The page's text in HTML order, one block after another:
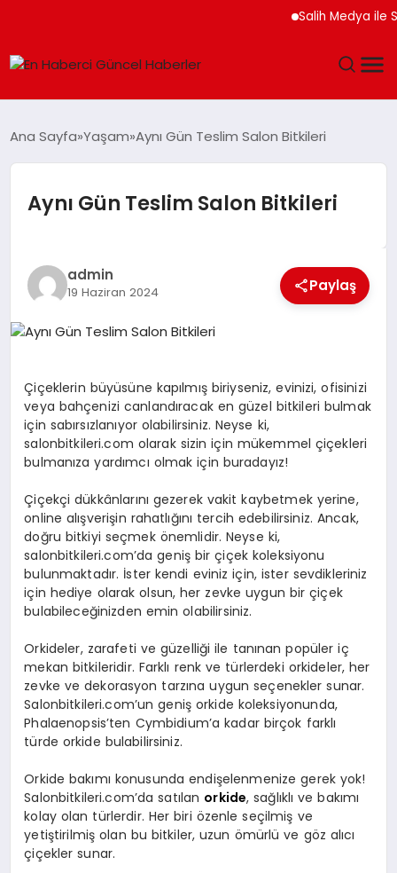
Salih Medya ile
SPOR
SAĞLIK
MAGAZIN
EKONOMI
EĞITIM
SIYASET
Ana Sayfa Yaşam Aynı Gün Teslim Salon Bitkileri
Aynı Gün Teslim Salon Bitkileri
admin
19 Haziran 2024 Paylaş
Çiçeklerin büyüsüne kapılmış biriyseniz, evinizi, ofisinizi
veya bahçenizi canlandıracak en güzel bitkileri bulmak
için sabırsızlanıyor olabilirsiniz. Neyse ki,
salonbitkileri.com olarak sizin için mükemmel çiçekleri
bulmanıza yardımcı olmak için buradayız!
Çiçekçi dükkânlarını gezerek vakit kaybetmek yerine,
online alışverişin rahatlığını tercih edebilirsiniz. Ancak,
doğru bitkiyi seçmek önemlidir. Neyse ki,
salonbitkileri.com’da geniş bir çiçek koleksiyonu
bulunmaktadır. İster kendi eviniz için, ister sevdikleriniz
için hediye olarak olsun, her zevke uygun bir çiçek
bulabileceğinizden emin olabilirsiniz.
Orkideler, zarafeti ve güzelliği ile tanınan popüler iç
mekan bitkileridir. Farklı renk ve türlerdeki orkideler, her
zevke ve dekorasyon tarzına uygun seçenekler sunar.
Salonbitkileri.com’un geniş orkide koleksiyonunda,
Phalaenopsis’ten Cymbidium’a kadar birçok farklı
türde orkide bulabilirsiniz.
Orkide bakımı konusunda endişelenmenize gerek yok!
Salonbitkileri.com’da satılan orkide, sağlıklı ve bakımı
kolay olan türlerdir. Her biri özenle seçilmiş ve
yetiştirilmiş olan bu bitkiler, uzun ömürlü ve göz alıcı
çiçekler sunar.